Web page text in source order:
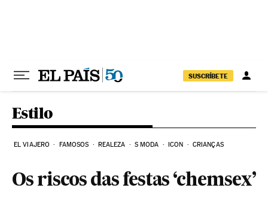
SUSCRÍBETE
Estilo
EL VIAJERO FAMOSOS REALEZA S MODA ICON CRIANÇAS
Os riscos das festas ‘chemsex’